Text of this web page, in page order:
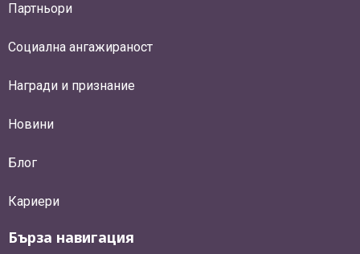
Партньори
Социална ангажираност
Награди и признание
Новини
Блог
Кариери
Бърза навигация